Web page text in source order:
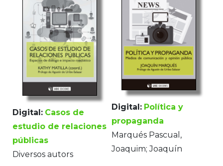
Digital: Casos de
estudio de relaciones
públicas
Diversos autors
Digital: Política y
propaganda
Marqués Pascual,
Joaquim; Joaquín